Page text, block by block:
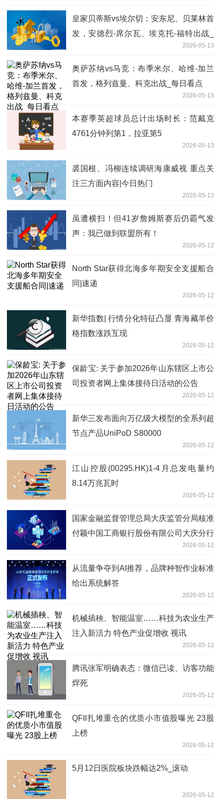
皇家贝蒂斯vs埃尔切：安东尼、贝莱林首
发，安德烈-席尔瓦、埃克托-福特出战_
2026-05-13
奥萨苏纳vs马竞：布季米尔、哈维-加兰
首发，格列兹曼、科克出战_每日看点
2026-05-13
本赛季英超球员总计出场时长：范戴克
4761分钟列第1，拉亚第5
2026-05-13
裘国根、冯柳连续调研海康威视 重点关
注三方面内容|今日热门
2026-05-13
虽遭横扫！但41岁詹姆斯赛后仍霸气发
声：我已做到联盟所有！
2026-05-12
North Star获得北海多年期安全支援船合
同|速递
2026-05-12
新华指数| 行情分化特征凸显 青海藏羊价
格指数涨跌互现
2026-05-12
保龄宝: 关于参加2026年山东辖区上市公
司投资者网上集体接待日活动的公告
2026-05-12
新华三发布面向万亿级大模型的全系列超
节点产品UniPoD S80000
2026-05-12
江山控股(00295.HK)1-4月总发电量约
8.14万兆瓦时
2026-05-12
国家金融监督管理总局大庆监管分局核准
付颖中国工商银行股份有限公司大庆分行
2026-05-12
从流量争夺到AI推荐，品牌种智作业标准
给出系统解答
2026-05-12
机械插秧、智能温室……科技为农业生产
注入新活力 特色产业促增收 视讯
2026-05-12
腾讯张军明确表态：微信已读、访客功能
焊死
2026-05-12
QFII扎堆重仓的优质小市值股曝光 23股
上榜
2026-05-12
5月12日医院板块跌幅达2%_滚动
2026-05-12